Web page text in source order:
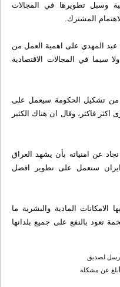
وسبل تطويرها في المجالات
المشترك.
المهدي على اهمية العمل من
سيما في المجالات الاقتصادية
من تشكيل الحكومة سيعمل على
اكثر فاكثر، وقال ان هناك الكثير
عن امنياته بأن يشهد العراق
ايران ستعمل على تطوير افضل
المادية والبشرية ما
تعود بالنفع على جميع بلدانها
لصديق
أبلغ عن مشكلة